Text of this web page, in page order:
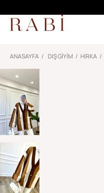
ANASAYFA DIŞ GİYİM HIRKA